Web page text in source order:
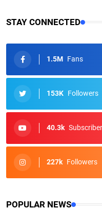
STAY CONNECTED
1.5M Fans
153K Followers
40.3k
227k Followers
POPULAR NEWS